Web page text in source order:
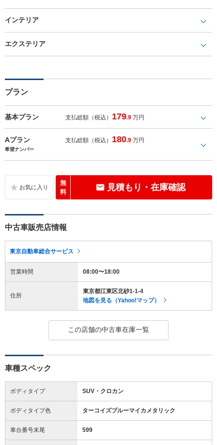
インテリア
エクステリア
プラン
基本プラン 支払総額（税込） 179.9 万円
Aプラン 支払総額（税込） 180.9 万円
希望ナンバー
無
料
見積もり・在庫確認
中古車販売店情報
東京自動車総合サービス
営業時間 08:00〜18:00
住所
東京都江東区北砂1-1-4
地図を見る（Yahoo!マップ）
この店舗の中古車在庫一覧
車種スペック
ボディタイプ SUV・クロカン
ボディタイプ色 ターコイズブルーマイカメタリック
車台番号末尾 599